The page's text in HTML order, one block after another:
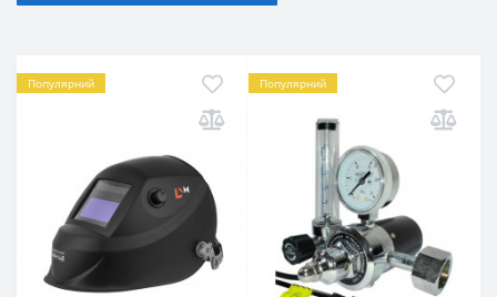
Популярний Популярний